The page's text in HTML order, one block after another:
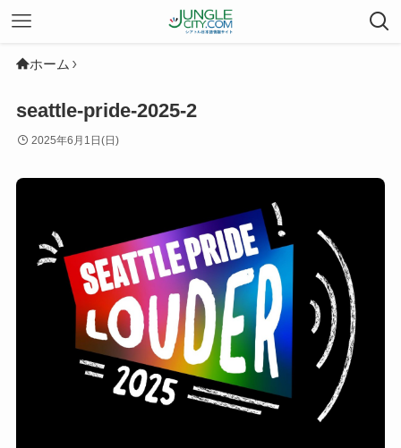
ホーム
seattle-pride-2025-2
2025年6月1日(日)